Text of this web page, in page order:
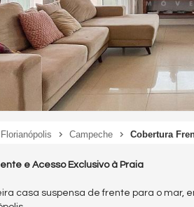
Florianópolis Campeche Cobertura
e Acesso Exclusivo à Praia
casa suspensa de frente para o mar,